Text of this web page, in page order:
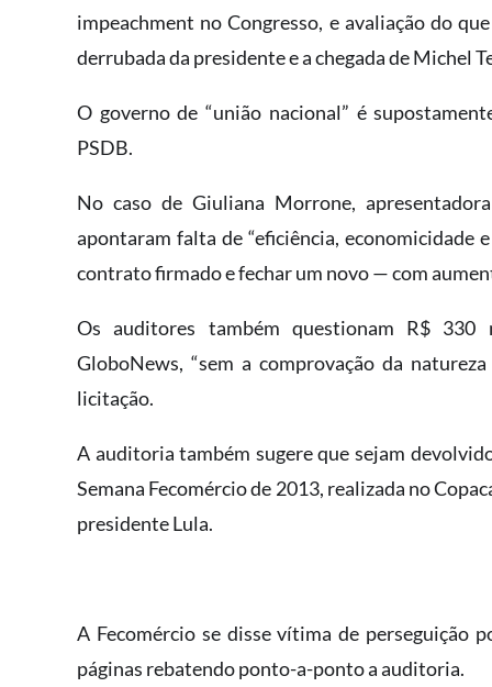
impeachment no Congresso, e avaliação do
derrubada da presidente e a chegada de Michel
O governo de “união nacional” é
PSDB.
No caso de Giuliana Morrone,
apontaram falta de “eficiência, economicidade
contrato firmado e fechar um novo — com
Os auditores também questionam R$
GloboNews, “sem a comprovação da
licitação.
A auditoria também sugere que sejam
Semana Fecomércio de 2013, realizada no
presidente Lula.
A Fecomércio se disse vítima de perseguição
páginas rebatendo ponto-a-ponto a auditoria.